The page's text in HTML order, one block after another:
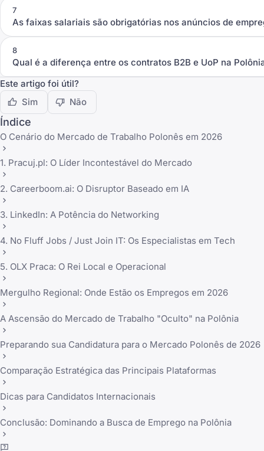
7
As faixas salariais são obrigatórias nos anúncios de
8
Qual é a diferença entre os contratos B2B e UoP na
Este artigo foi útil?
Sim
Não
Índice
O Cenário do Mercado de Trabalho Polonês em 2026
1. Pracuj.pl: O Líder Incontestável do Mercado
2. Careerboom.ai: O Disruptor Baseado em IA
3. LinkedIn: A Potência do Networking
4. No Fluff Jobs / Just Join IT: Os Especialistas em Tech
5. OLX Praca: O Rei Local e Operacional
Mergulho Regional: Onde Estão os Empregos em 2026
A Ascensão do Mercado de Trabalho "Oculto" na Polônia
Preparando sua Candidatura para o Mercado Polonês de 2026
Comparação Estratégica das Principais Plataformas
Dicas para Candidatos Internacionais
Conclusão: Dominando a Busca de Emprego na Polônia